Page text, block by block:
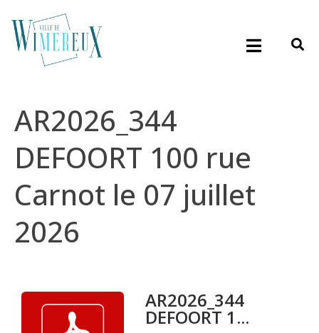
AR2026_344
DEFOORT 100 rue
Carnot le 07 juillet
2026
AR2026_344
DEFOORT 1...